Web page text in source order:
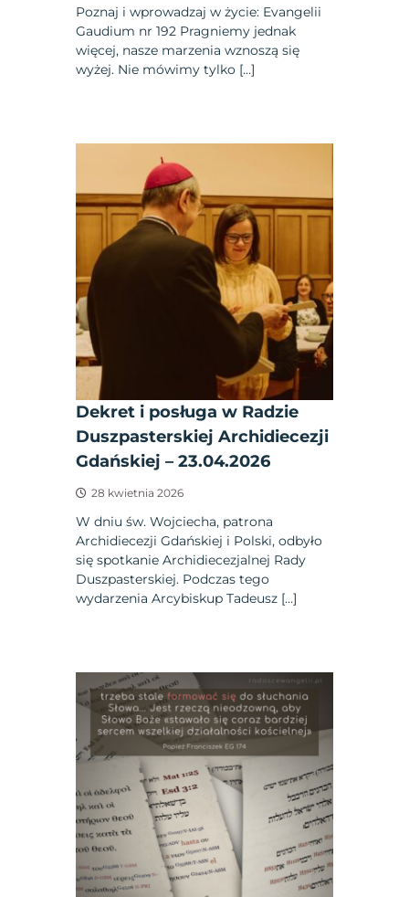
Poznaj i wprowadzaj w życie: Evangelii
Gaudium nr 192 Pragniemy jednak
więcej, nasze marzenia wznoszą się
wyżej. Nie mówimy tylko […]
Dekret i posługa w Radzie
Duszpasterskiej Archidiecezji
Gdańskiej – 23.04.2026
28 kwietnia 2026
W dniu św. Wojciecha, patrona
Archidiecezji Gdańskiej i Polski, odbyło
się spotkanie Archidiecezjalnej Rady
Duszpasterskiej. Podczas tego
wydarzenia Arcybiskup Tadeusz […]